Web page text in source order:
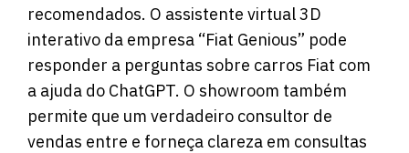
recomendados. O assistente virtual 3D
interativo da empresa “Fiat Genious” pode
responder a perguntas sobre carros Fiat com
a ajuda do ChatGPT. O showroom também
permite que um verdadeiro consultor de
vendas entre e forneça clareza em consultas